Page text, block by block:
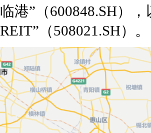
临港”（600848.SH）
REIT”（508021.SH）。